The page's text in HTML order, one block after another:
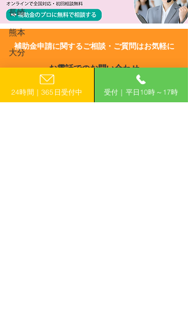
長崎
熊本
大分
鹿児島
泊事業者DX推進事業費補
助金
​補助金申請に関するご相談・ご質問はお気軽に
お電話でのお問い合わせ
0120-399-121
（平日10:00−17:00）
24時間｜365日受付中 受付｜平日10時～17時